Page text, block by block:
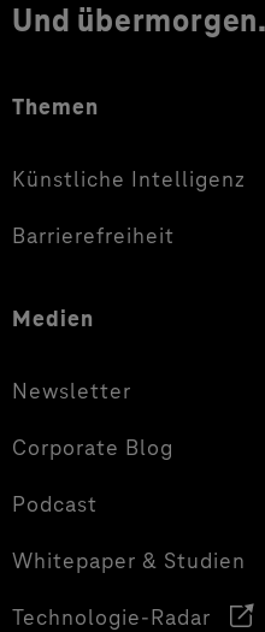
Und übermorgen.
Themen
Künstliche Intelligenz
Barrierefreiheit
Medien
Newsletter
Corporate Blog
Podcast
Whitepaper & Studien
Technologie-Radar